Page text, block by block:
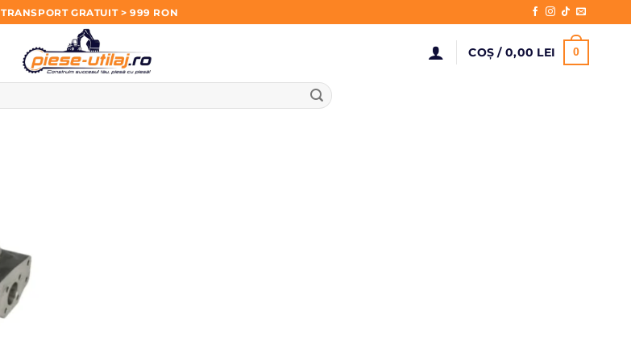
TRANSPORT GRATUIT > 999 RON
COȘ / 0,00 LEI 0